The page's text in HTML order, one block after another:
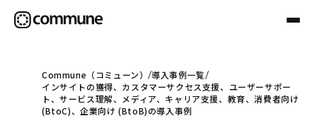
Communeについて
Commune（コミューン）
導入事例一覧
インサイトの獲得、カスタマーサクセス支援、ユーザーサポー
ト、サービス理解、メディア、キャリア支援、教育、消費者向け
(BtoC)、企業向け (BtoB)の導入事例